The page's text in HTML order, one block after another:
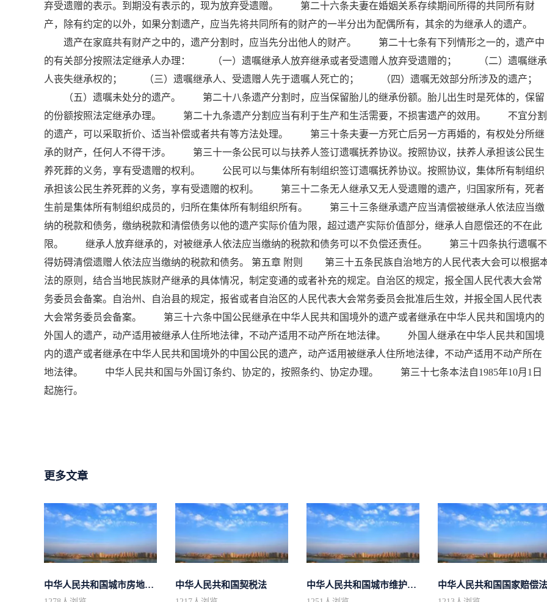
弃受遗赠的表示。到期没有表示的，现为放弃受遗赠。 第二十六条夫妻在婚姻关系存续期间所得的共同所有财
产，除有约定的以外，如果分割遗产，应当先将共同所有的财产的一半分出为配偶所有，其余的为继承人的遗产。
遗产在家庭共有财产之中的，遗产分割时，应当先分出他人的财产。 第二十七条有下列情形之一的，遗产中
的有关部分按照法定继承人办理： （一）遗嘱继承人放弃继承或者受遗赠人放弃受遗赠的； （二）遗嘱继承
人丧失继承权的； （三）遗嘱继承人、受遗赠人先于遗嘱人死亡的； （四）遗嘱无效部分所涉及的遗产；
（五）遗嘱未处分的遗产。 第二十八条遗产分割时，应当保留胎儿的继承份额。胎儿出生时是死体的，保留
的份额按照法定继承办理。 第二十九条遗产分割应当有利于生产和生活需要，不损害遗产的效用。 不宜分割
的遗产，可以采取折价、适当补偿或者共有等方法处理。 第三十条夫妻一方死亡后另一方再婚的，有权处分所继
承的财产，任何人不得干涉。 第三十一条公民可以与扶养人签订遗嘱抚养协议。按照协议，扶养人承担该公民生
养死葬的义务，享有受遗赠的权利。 公民可以与集体所有制组织签订遗嘱抚养协议。按照协议，集体所有制组织
承担该公民生养死葬的义务，享有受遗赠的权利。 第三十二条无人继承又无人受遗赠的遗产，归国家所有，死者
生前是集体所有制组织成员的，归所在集体所有制组织所有。 第三十三条继承遗产应当清偿被继承人依法应当缴
纳的税款和债务，缴纳税款和清偿债务以他的遗产实际价值为限，超过遗产实际价值部分，继承人自愿偿还的不在此
限。 继承人放弃继承的，对被继承人依法应当缴纳的税款和债务可以不负偿还责任。 第三十四条执行遗嘱不
得妨碍清偿遗赠人依法应当缴纳的税款和债务。 第五章 附则 第三十五条民族自治地方的人民代表大会可以根据
法的原则，结合当地民族财产继承的具体情况，制定变通的或者补充的规定。自治区的规定，报全国人民代表大会常
务委员会备案。自治州、自治县的规定，报省或者自治区的人民代表大会常务委员会批准后生效，并报全国人民代表
大会常务委员会备案。 第三十六条中国公民继承在中华人民共和国境外的遗产或者继承在中华人民共和国境内的
外国人的遗产，动产适用被继承人住所地法律，不动产适用不动产所在地法律。 外国人继承在中华人民共和国境
内的遗产或者继承在中华人民共和国境外的中国公民的遗产，动产适用被继承人住所地法律，不动产适用不动产所在
地法律。 中华人民共和国与外国订条约、协定的，按照条约、协定办理。 第三十七条本法自1985年10月1日
起施行。
更多文章
中华人民共和国城市房地产管理法 中华人民共和国契税法 中华人民共和国城市维护建设税法 中华人民共和国国家赔偿法